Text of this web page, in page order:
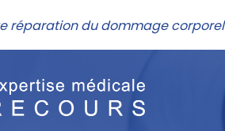
réparation du dommage corporel